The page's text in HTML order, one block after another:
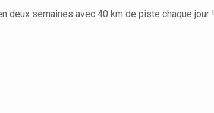
deux semaines avec 40 km de piste chaque jour !